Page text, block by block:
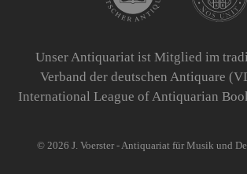
Unser Antiquariat ist Mitglied im
Verband der deutschen Antiquare
International League of Antiquarian
© 2026 J. Voerster - Antiquariat für Musik und